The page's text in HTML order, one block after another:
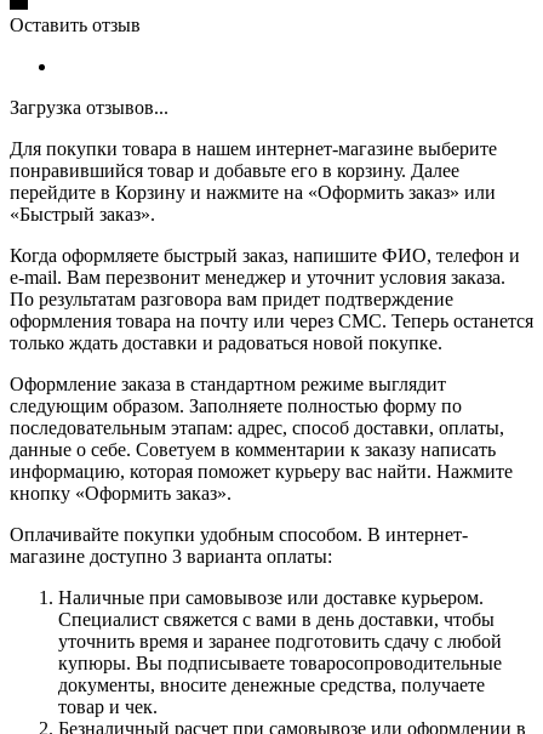
Оставить отзыв
Загрузка отзывов...
Для покупки товара в нашем интернет-магазине выберите
понравившийся товар и добавьте его в корзину. Далее
перейдите в Корзину и нажмите на «Оформить заказ» или
«Быстрый заказ».
Когда оформляете быстрый заказ, напишите ФИО, телефон и
e-mail. Вам перезвонит менеджер и уточнит условия заказа.
По результатам разговора вам придет подтверждение
оформления товара на почту или через СМС. Теперь останется
только ждать доставки и радоваться новой покупке.
Оформление заказа в стандартном режиме выглядит
следующим образом. Заполняете полностью форму по
последовательным этапам: адрес, способ доставки, оплаты,
данные о себе. Советуем в комментарии к заказу написать
информацию, которая поможет курьеру вас найти. Нажмите
кнопку «Оформить заказ».
Оплачивайте покупки удобным способом. В интернет-
магазине доступно 3 варианта оплаты:
Наличные при самовывозе или доставке курьером.
Специалист свяжется с вами в день доставки, чтобы
уточнить время и заранее подготовить сдачу с любой
купюры. Вы подписываете товаросопроводительные
документы, вносите денежные средства, получаете
товар и чек.
Безналичный расчет при самовывозе или оформлении в